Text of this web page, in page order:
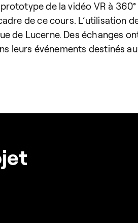
de la vidéo VR à
de ce cours.
de Lucerne. Des échanges
leurs événements destinés